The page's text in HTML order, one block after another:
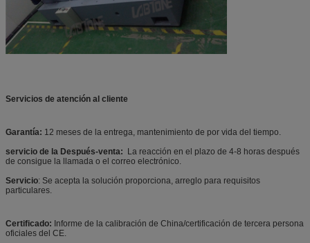
Servicios de atención al cliente
Garantía: 12 meses de la entrega, mantenimiento de por vida del tiempo.
servicio de la Después-venta: La reacción en el plazo de 4-8 horas después
de consigue la llamada o el correo electrónico.
Servicio: Se acepta la solución proporciona, arreglo para requisitos
particulares.
Certificado: Informe de la calibración de China/certificación de tercera persona
oficiales del CE.